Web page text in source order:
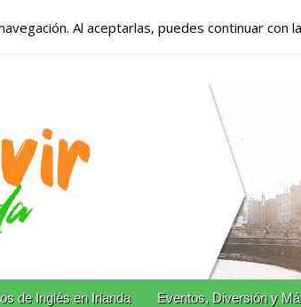
– Vivir
en
Irlanda!
de Inglés en Irlanda Eventos, Diversión y
Al aceptarlas, puedes continuar con